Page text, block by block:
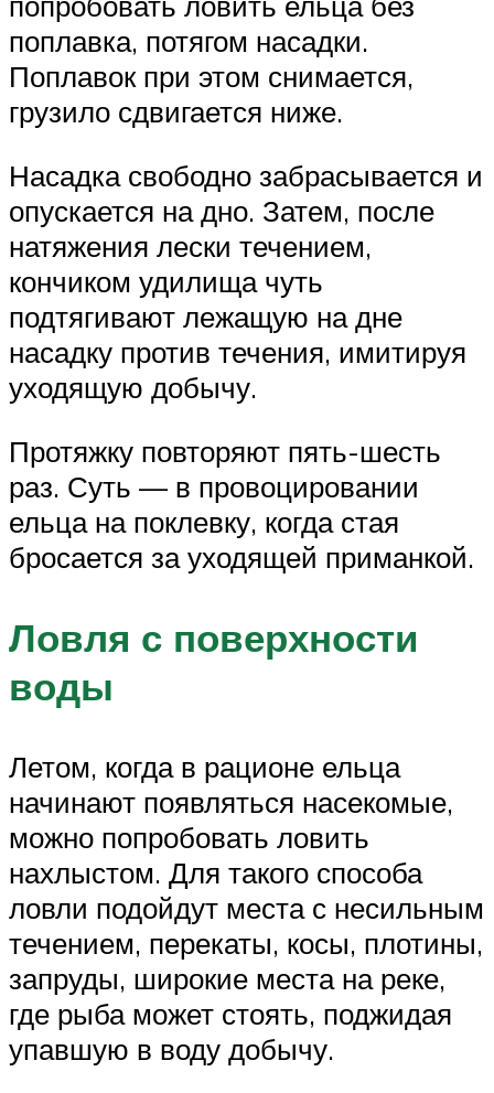
поплавка, потягом насадки.
Поплавок при этом снимается,
грузило сдвигается ниже.
Насадка свободно забрасывается и
опускается на дно. Затем, после
натяжения лески течением,
кончиком удилища чуть
подтягивают лежащую на дне
насадку против течения, имитируя
уходящую добычу.
Протяжку повторяют пять-шесть
раз. Суть — в провоцировании
ельца на поклевку, когда стая
бросается за уходящей приманкой.
Ловля с поверхности
воды
Летом, когда в рационе ельца
начинают появляться насекомые,
можно попробовать ловить
нахлыстом. Для такого способа
ловли подойдут места с несильным
течением, перекаты, косы, плотины,
запруды, широкие места на реке,
где рыба может стоять, поджидая
упавшую в воду добычу.